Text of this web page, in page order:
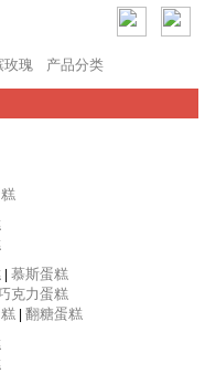
玫瑰 产品分类
慕斯蛋糕
克力蛋糕
翻糖蛋糕